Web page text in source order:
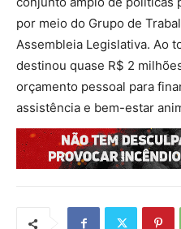
por meio do Grupo de
Assembleia Legislativa. Ao
destinou quase R$ 2
orçamento pessoal para
assistência e bem-estar